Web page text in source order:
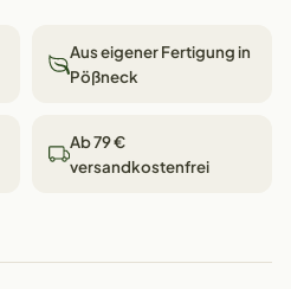
Aus eigener Fertigung in
Pößneck
Ab 79 €
versandkostenfrei